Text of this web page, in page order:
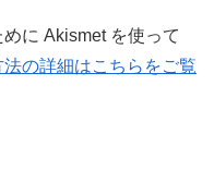
に Akismet を使って
の詳細はこちらをご覧